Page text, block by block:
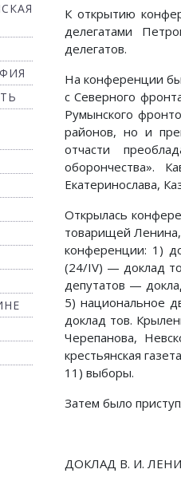
К открытию
делегатами
делегатов.
На конференции
с Северного
Румынского
районов, но и
отчасти
оборончества».
Екатеринослава,
Открылась
товарищей
конференции: 1)
(24/IV) — доклад
депутатов —
5) национальное
доклад тов.
Черепанова,
крестьянская
11) выборы.
Затем было
ДОКЛАД В. И.